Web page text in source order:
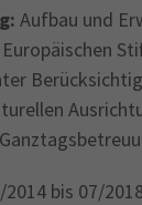
Aufbau und
2014 bis 07/